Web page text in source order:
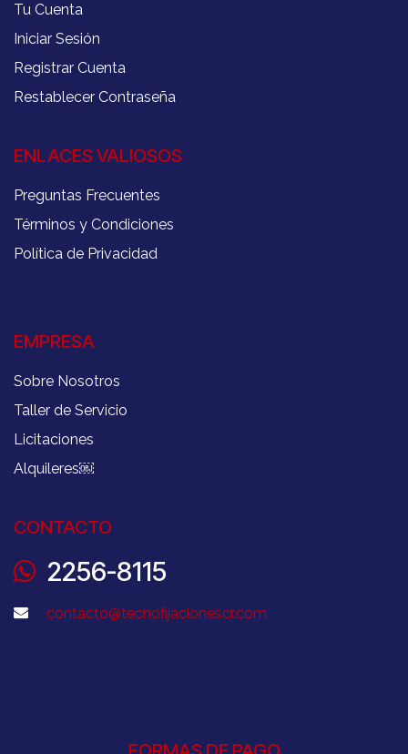
Tu Cuenta
Iniciar Sesión
Registrar Cuenta
Restablecer Contraseña
ENLACES VALIOSOS
Preguntas Frecuentes
Términos y Condiciones
Política de Privacidad
EMPRESA
Sobre Nosotros
Taller de Servicio
Licitaciones
Alquileres￼
CONTACTO
2256-8115
contacto@tecnofijacionescr.com